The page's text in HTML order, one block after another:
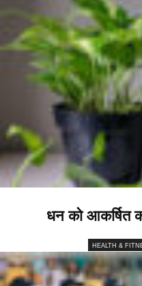
धन को आकर्षित
HEALTH &